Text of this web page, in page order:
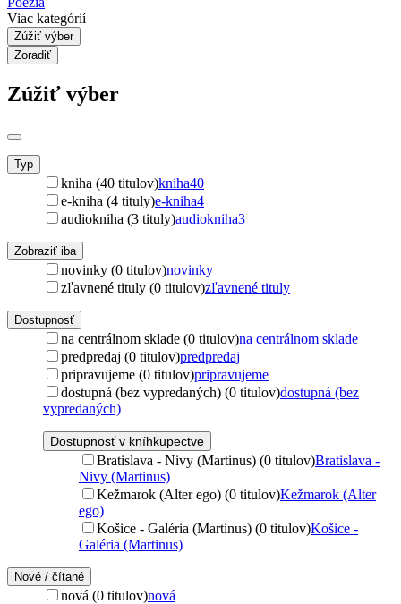
Viac kategórií
Zúžiť výber
Zoradiť
Zúžiť výber
Typ
kniha (40 titulov)kniha40
e-kniha (4 tituly)e-kniha4
audiokniha (3 tituly)audiokniha3
Zobraziť iba
novinky (0 titulov)novinky
zľavnené tituly (0 titulov)zľavnené tituly
Dostupnosť
na centrálnom sklade (0 titulov)na centrálnom sklade
predpredaj (0 titulov)predpredaj
pripravujeme (0 titulov)pripravujeme
dostupná (bez vypredaných) (0 titulov)dostupná (bez
vypredaných)
Dostupnosť v kníhkupectve
Bratislava - Nivy (Martinus) (0 titulov)Bratislava -
Nivy (Martinus)
Kežmarok (Alter ego) (0 titulov)Kežmarok (Alter
ego)
Košice - Galéria (Martinus) (0 titulov)Košice -
Galéria (Martinus)
Nové / čítané
nová (0 titulov)nová